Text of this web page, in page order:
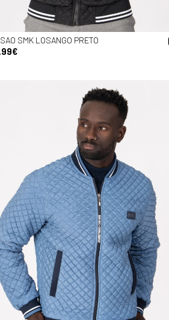
SMK LOSANGO PRETO